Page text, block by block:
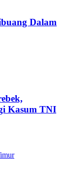
Dalam
Kasum TNI